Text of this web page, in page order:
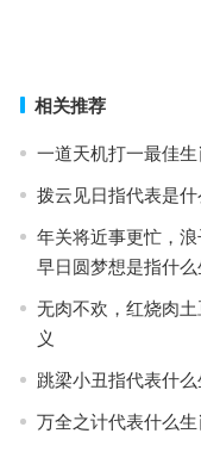
相关推荐
一道天机打一最佳
拨云见日指代表是
年关将近事更忙，
早日圆梦想是指什
无肉不欢，红烧肉
义
跳梁小丑指代表什
万全之计代表什么